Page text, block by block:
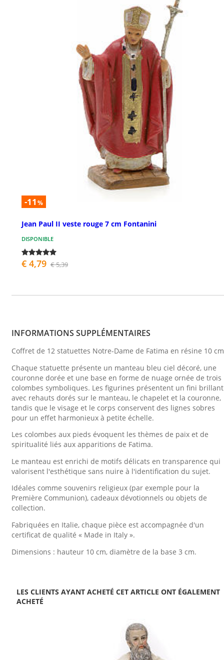
-11 %
Jean Paul II veste rouge 7 cm Fontanini
DISPONIBLE
€ 4,79 € 5,39
INFORMATIONS SUPPLÉMENTAIRES
Coffret de 12 statuettes Notre-Dame de Fatima en résine 10
Chaque statuette présente un manteau bleu ciel décoré, une
couronne dorée et une base en forme de nuage ornée de trois
colombes symboliques. Les figurines présentent un fini brillant
avec rehauts dorés sur le manteau, le chapelet et la couronne,
tandis que le visage et le corps conservent des lignes sobres
pour un effet harmonieux à petite échelle.
Les colombes aux pieds évoquent les thèmes de paix et de
spiritualité liés aux apparitions de Fatima.
Le manteau est enrichi de motifs délicats en transparence qui
valorisent l'esthétique sans nuire à l'identification du sujet.
Idéales comme souvenirs religieux (par exemple pour la
Première Communion), cadeaux dévotionnels ou objets de
collection.
Fabriquées en Italie, chaque pièce est accompagnée d'un
certificat de qualité « Made in Italy ».
Dimensions : hauteur 10 cm, diamètre de la base 3 cm.
LES CLIENTS AYANT ACHETÉ CET ARTICLE ONT ÉGALEMENT
ACHETÉ